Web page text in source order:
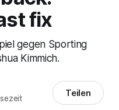
fix
gegen Sporting
Kimmich.
Teilen